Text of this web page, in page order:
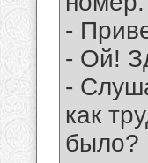
-
- Ой!
-
как
было?